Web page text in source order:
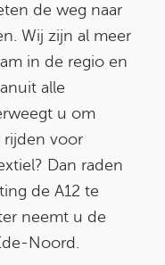
de weg naar
Wij zijn al meer
in de regio en
alle
u om
rijden voor
Dan raden
de A12 te
neemt u de
Noord.